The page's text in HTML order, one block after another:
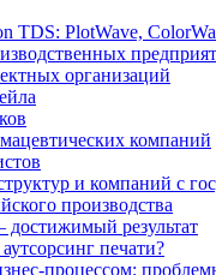
TDS: PlotWave,
организаций
компаний
и компаний с
производства
достижимый результат
печати?
процессом: